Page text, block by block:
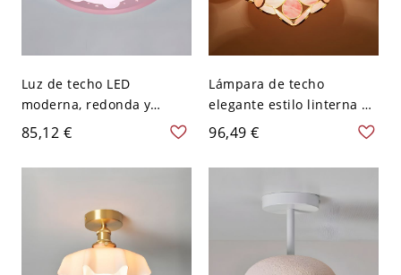
Luz de techo LED
moderna, redonda y
plana, 1 luz, 20 pulgadas,
pantalla de acrílico - 110
A 120 V Blanco Rosa
85,12 €
Lámpara de techo
elegante estilo linterna de
metal con pantalla de
vidrio hacia abajo - Rosa
110 A 120 V
96,49 €